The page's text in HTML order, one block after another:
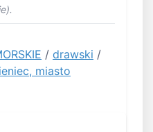
/ drawski /
miasto